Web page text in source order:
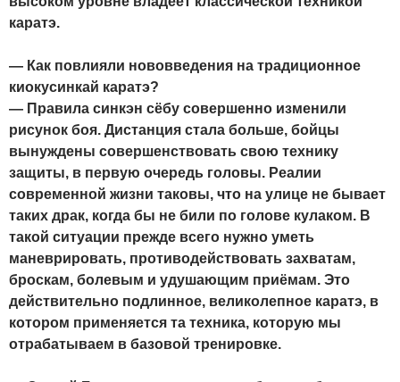
каратэ.
— Как повлияли нововведения на традиционное
киокусинкай каратэ?
— Правила синкэн сёбу совершенно изменили
рисунок боя. Дистанция стала больше, бойцы
вынуждены совершенствовать свою технику
защиты, в первую очередь головы. Реалии
современной жизни таковы, что на улице не бывает
таких драк, когда бы не били по голове кулаком. В
такой ситуации прежде всего нужно уметь
маневрировать, противодействовать захватам,
броскам, болевым и удушающим приёмам. Это
действительно подлинное, великолепное каратэ, в
котором применяется та техника, которую мы
отрабатываем в базовой тренировке.